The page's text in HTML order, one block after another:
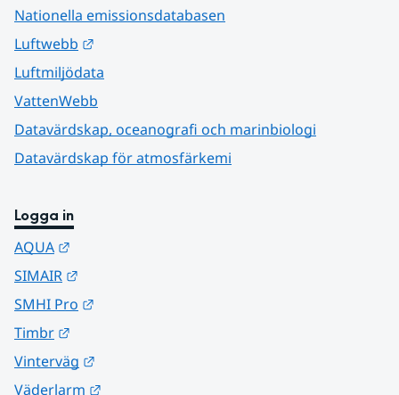
Nationella emissionsdatabasen
Luftwebb
Luftmiljödata
VattenWebb
Datavärdskap, oceanografi och marinbiologi
Datavärdskap för atmosfärkemi
Logga in
AQUA
SIMAIR
SMHI Pro
Timbr
Vinterväg
Väderlarm